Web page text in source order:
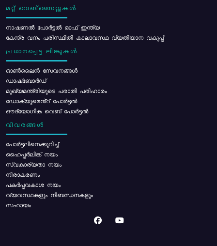
മറ്റ് വെബ്സൈറ്റുകൾ
നാഷണൽ പോർട്ടൽ ഓഫ് ഇന്ത്യ
കേന്ദ്ര വനം പരിസ്ഥിതി കാലാവസ്ഥ വ്യതിയാന വകുപ്പ്
പ്രധാനപ്പെട്ട ലിങ്കുകൾ
ഓൺലൈൻ സേവനങ്ങൾ
ഡാഷ്ബോർഡ്
മുഖ്യമന്ത്രിയുടെ പരാതി പരിഹാരം
ഡോക്യുമെൻ്റ് പോർട്ടൽ
ഔദ്യോഗിക വെബ് പോർട്ടൽ
വിവരങ്ങൾ
പോര്‍ട്ടലിനെക്കുറിച്ച്
ഹൈപ്പർലിങ്ക് നയം
സ്വകാര്യതാ നയം
നിരാകരണം
പകർപ്പവകാശ നയം
വ്യവസ്ഥകളും നിബന്ധനകളും
സഹായം